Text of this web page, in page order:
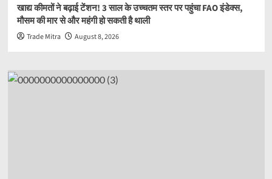
खाद्य कीमतों ने बढ़ाई टेंशन! 3 साल के उच्चतम स्तर पर पहुंचा FAO इंडेक्स,
मौसम की मार से और महंगी हो सकती है थाली
Trade Mitra August 8, 2026